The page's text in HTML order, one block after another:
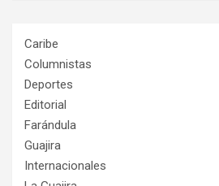
Caribe
Columnistas
Deportes
Editorial
Farándula
Guajira
Internacionales